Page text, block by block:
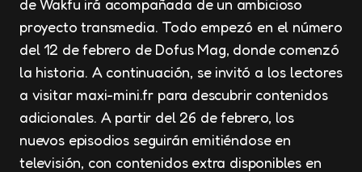
de Wakfu irá acompañada de un ambicioso
proyecto transmedia. Todo empezó en el número
del 12 de febrero de Dofus Mag, donde comenzó
la historia. A continuación, se invitó a los lectores
a visitar maxi-mini.fr para descubrir contenidos
adicionales. A partir del 26 de febrero, los
nuevos episodios seguirán emitiéndose en
televisión, con contenidos extra disponibles en